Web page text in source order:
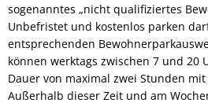
sogenanntes „nicht qualifiziertes
Unbefristet und kostenlos parken
entsprechenden
können werktags zwischen 7 und 20
Dauer von maximal zwei Stunden
Außerhalb dieser Zeit und am